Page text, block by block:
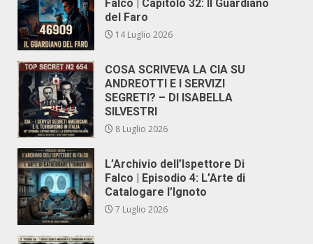
Falco | Capitolo 32: Il Guardiano
del Faro
14 Luglio 2026
COSA SCRIVEVA LA CIA SU
ANDREOTTI E I SERVIZI
SEGRETI? – DI ISABELLA
SILVESTRI
8 Luglio 2026
L’Archivio dell’Ispettore Di
Falco | Episodio 4: L’Arte di
Catalogare l’Ignoto
7 Luglio 2026